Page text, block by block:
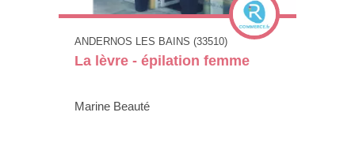
ANDERNOS LES BAINS (33510)
La lèvre - épilation femme
Marine Beauté